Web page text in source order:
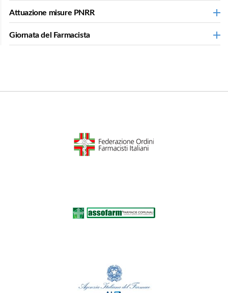
Attuazione misure PNRR
Giornata del Farmacista